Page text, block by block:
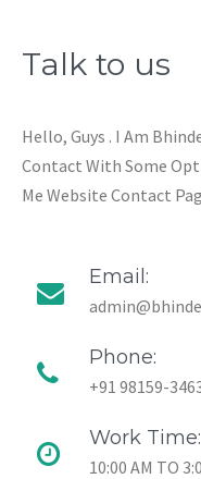
Talk to us
Hello, Guys . I Am
Contact With Some
Me Website Contact
Email:
Phone:
+91 98159-
Work Time:
10:00 AM TO